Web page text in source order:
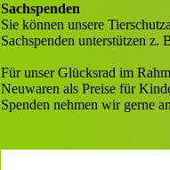
Sachspenden
Sie können unsere
Sachspenden unterstützen z.
Für unser Glücksrad im
Neuwaren als Preise für
Spenden nehmen wir gerne